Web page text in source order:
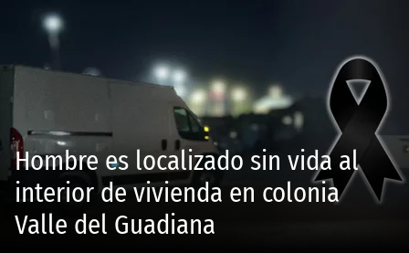
Hombre es localizado sin vida al
interior de vivienda en colonia
Valle del Guadiana